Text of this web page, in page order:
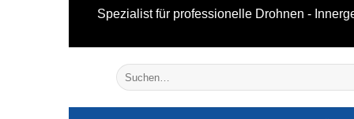
Spezialist für professionelle Drohnen -
Suche
nach: